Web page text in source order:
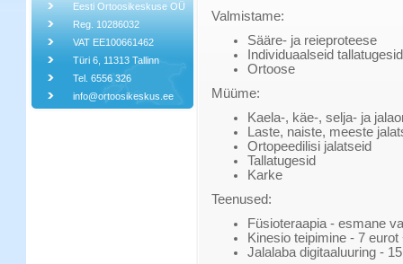
Eesti Ortoosikeskuse OÜ
Reg. 10286032
VAT EE100661462
Türi 6, 11313 Tallinn
Tel. 6556 326
info@ortoosikeskus.ee
Valmistame:
Sääre- ja reieproteese
Individuaalseid tallatugesid
Ortoose
Müüme:
Kaela-, käe-, selja- ja
Laste, naiste, meeste
Ortopeedilisi jalatseid
Tallatugesid
Karke
Teenused:
Füsioteraapia - esmane
Kinesio teipimine - 7
Jalalaba digitaaluuring -